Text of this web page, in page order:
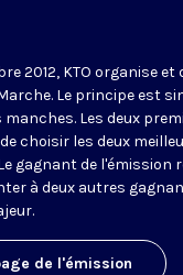
2012, KTO organise et
Le principe est
Les deux
choisir les deux
gagnant de l'émission
à deux autres
de l'émission